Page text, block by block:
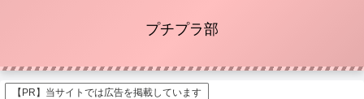
プチプラ部
【PR】当サイトでは広告を掲載しています